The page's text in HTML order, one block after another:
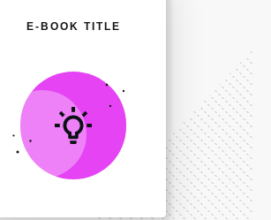
E-BOOK TITLE